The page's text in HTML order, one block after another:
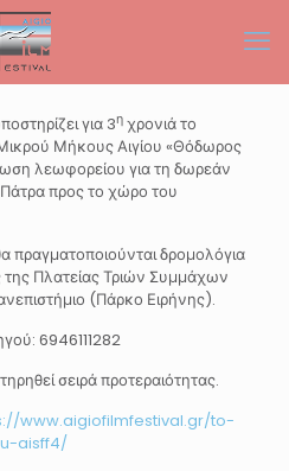
για 3ηχρονιά το
Μήκους Αιγίου «Θόδωρος
λεωφορείου για τη δωρεάν
προς το χώρο του
πραγματοποιούνται δρομολόγια
Πλατείας Τριών Συμμάχων
(Πάρκο Ειρήνης).
6946111282
σειρά προτεραιότητας.
www.aigiofilmfestival.gr/to-
aisff4/